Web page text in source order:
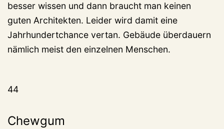
besser wissen und dann braucht man keinen
guten Architekten. Leider wird damit eine
Jahrhundertchance vertan. Gebäude überdauern
nämlich meist den einzelnen Menschen.
44
Chewgum